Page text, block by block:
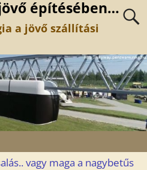
építésében…
a jövő szállítási
vagy maga a nagybetűs